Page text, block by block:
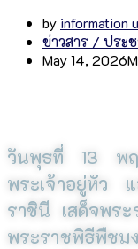
by information
ข่าวสาร / ประ
May 14, 2026
วันพุธที่ 13 พฤ
พระเจ้าอยู่หัว
ราชินี เสด็จพระ
พระราชพิธีพืชม